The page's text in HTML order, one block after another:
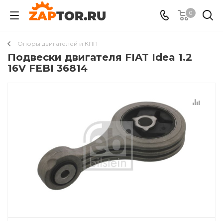
0
Опоры двигателей и КПП
Подвески двигателя FIAT Idea 1.2
16V FEBI 36814